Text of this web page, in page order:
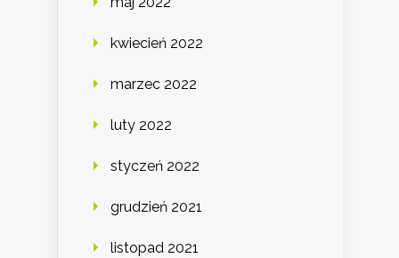
kwiecień 2022
marzec 2022
luty 2022
styczeń 2022
grudzień 2021
listopad 2021